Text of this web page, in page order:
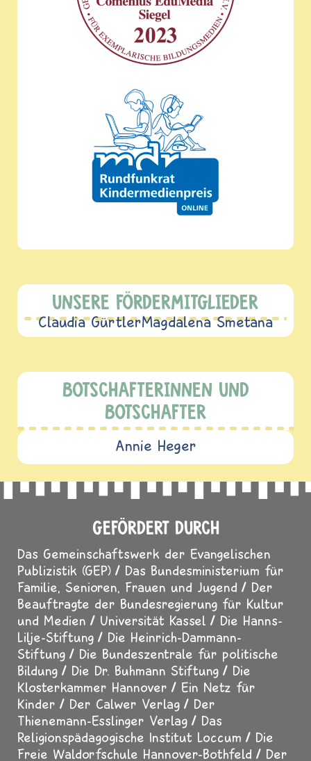
UNSERE FÖRDERMITGLIEDER
Claudia GürtlerMagdalena Smetana
BOTSCHAFTERINNEN UND
BOTSCHAFTER
Annie Heger
GEFÖRDERT DURCH
Das Gemeinschaftswerk der Evangelischen
Publizistik (GEP)
Das Bundesministerium für
Familie, Senioren, Frauen und Jugend
Der
Beauftragte der Bundesregierung für Kultur
und Medien
Universität Kassel
Die Hanns-
Lilje-Stiftung
Die Heinrich-Dammann-
Stiftung
Die Bundeszentrale für politische
Bildung
Die Dr. Buhmann Stiftung
Die
Klosterkammer Hannover
Ein Netz für
Kinder
Der Calwer Verlag
Der
Thienemann-Esslinger Verlag
Das
Religionspädagogische Institut Loccum
Die
Freie Waldorfschule Hannover-Bothfeld
Der